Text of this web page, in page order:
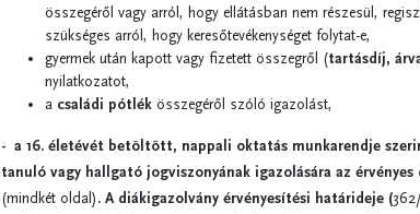
összegéről vagy arról, hogy ellátásban nem részesül,
szükséges arról, hogy keresőtevékenységet folytat-e,
gyermek után kapott vagy fizetett összegről (tartásdíj,
nyilatkozatot,
a családi pótlék összegéről szóló igazolást,
- a 16. életévét betöltött, nappali oktatás munkarendje
tanuló vagy hallgató jogviszonyának igazolására az
(mindkét oldal). A diákigazolvány érvényesítési határideje (